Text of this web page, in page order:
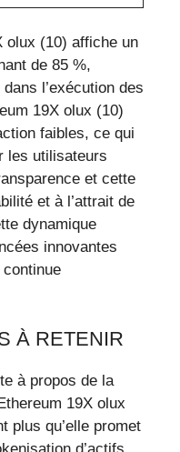
olux (10) affiche un
de 85 %,
l’exécution des
19X olux (10)
faibles, ce qui
les utilisateurs
et cette
et à l’attrait de
dynamique
innovantes
À RETENIR
à propos de la
19X olux
plus qu’elle promet